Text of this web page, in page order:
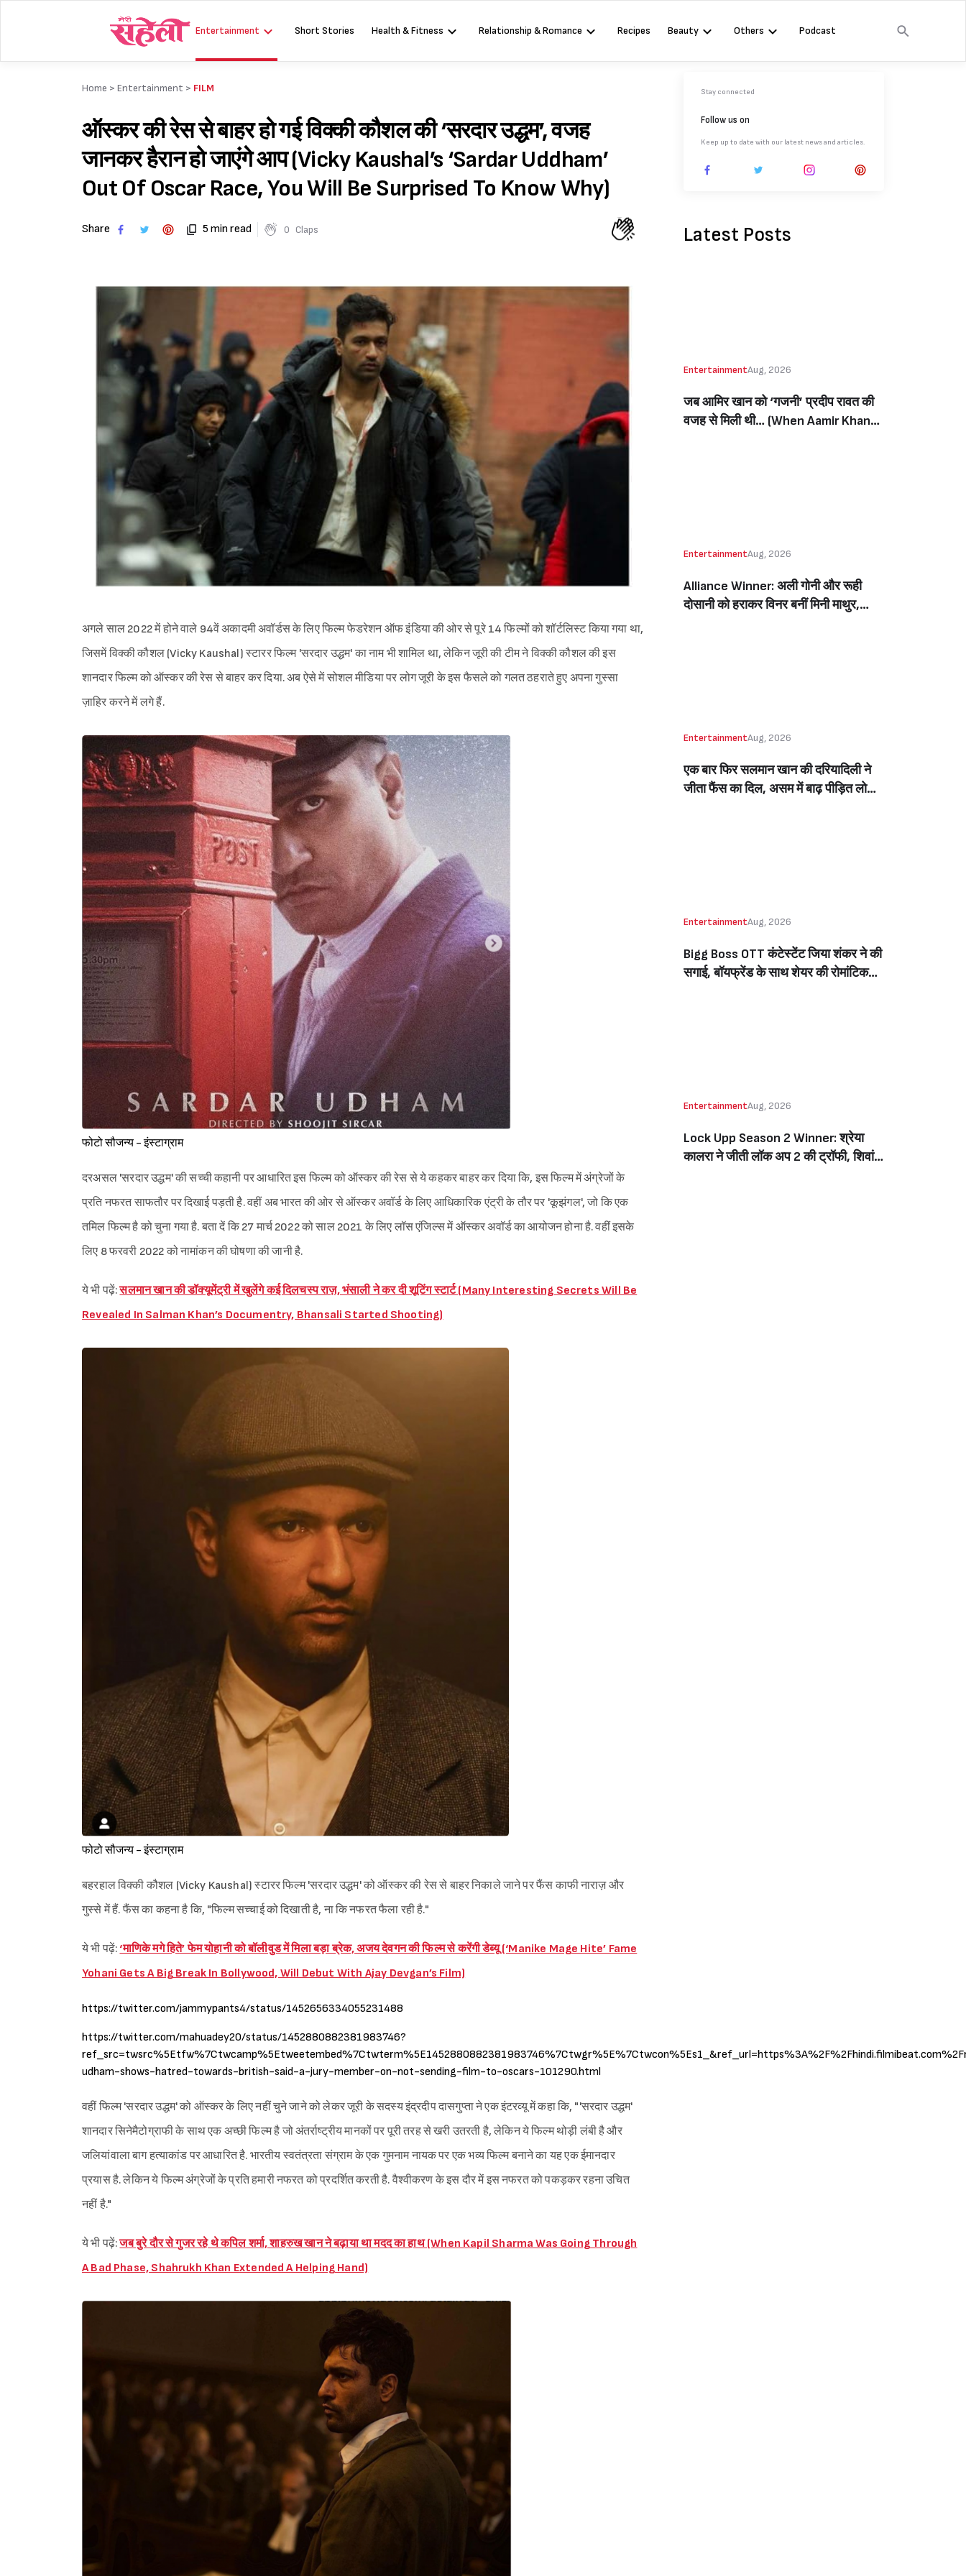
Entertainment Short Stories Health & Fitness Relationship & Romance Recipes Beauty Others Podcast
Home > Entertainment > FILM
ऑस्कर की रेस से बाहर हो गई विक्की कौशल की ‘सरदार उद्धम’, वजह
जानकर हैरान हो जाएंगे आप (Vicky Kaushal’s ‘Sardar Uddham’
Out Of Oscar Race, You Will Be Surprised To Know Why)
Share 5 min read 0 Claps
अगले साल 2022 में होने वाले 94वें अकादमी अवॉर्डस के लिए फिल्म फेडरेशन ऑफ इंडिया की ओर से पूरे 14 फिल्मों को शॉर्टलिस्ट किया गया था,
जिसमें विक्की कौशल (Vicky Kaushal) स्टारर फिल्म 'सरदार उद्धम' का नाम भी शामिल था, लेकिन जूरी की टीम ने विक्की कौशल की इस
शानदार फिल्म को ऑस्कर की रेस से बाहर कर दिया. अब ऐसे में सोशल मीडिया पर लोग जूरी के इस फैसले को गलत ठहराते हुए अपना गुस्सा
ज़ाहिर करने में लगे हैं.
फोटो सौजन्य - इंस्टाग्राम
दरअसल 'सरदार उद्धम' की सच्ची कहानी पर आधारित इस फिल्म को ऑस्कर की रेस से ये कहकर बाहर कर दिया कि, इस फिल्म में अंग्रेजों के
प्रति नफरत साफतौर पर दिखाई पड़ती है. वहीं अब भारत की ओर से ऑस्कर अवॉर्ड के लिए आधिकारिक एंट्री के तौर पर 'कूझंगल', जो कि एक
तमिल फिल्म है को चुना गया है. बता दें कि 27 मार्च 2022 को साल 2021 के लिए लॉस एंजिल्स में ऑस्कर अवॉर्ड का आयोजन होना है. वहीं इसके
लिए 8 फरवरी 2022 को नामांकन की घोषणा की जानी है.
ये भी पढ़ें:सलमान खान की डॉक्यूमेंट्री में खुलेंगे कई दिलचस्प राज़, भंसाली ने कर दी शूटिंग स्टार्ट (Many Interesting Secrets Will Be
Revealed In Salman Khan’s Documentry, Bhansali Started Shooting)
फोटो सौजन्य - इंस्टाग्राम
बहरहाल विक्की कौशल (Vicky Kaushal) स्टारर फिल्म 'सरदार उद्धम' को ऑस्कर की रेस से बाहर निकाले जाने पर फैंस काफी नाराज़ और
गुस्से में हैं. फैंस का कहना है कि, "फिल्म सच्चाई को दिखाती है, ना कि नफरत फैला रही है."
ये भी पढ़ें: ‘माणिके मगे हिते’ फेम योहानी को बॉलीवुड में मिला बड़ा ब्रेक, अजय देवगन की फिल्म से करेंगी डेब्यू (‘Manike Mage Hite’ Fame
Yohani Gets A Big Break In Bollywood, Will Debut With Ajay Devgan’s Film)
https://twitter.com/jammypants4/status/1452656334055231488
https://twitter.com/mahuadey20/status/1452880882381983746?
udham-shows-hatred-towards-british-said-a-jury-member-on-not-sending-film-to-oscars-101290.html
वहीं फिल्म 'सरदार उद्धम' को ऑस्कर के लिए नहीं चुने जाने को लेकर जूरी के सदस्य इंद्रदीप दासगुप्ता ने एक इंटरव्यू में कहा कि, "'सरदार उद्धम'
शानदार सिनेमैटोग्राफी के साथ एक अच्छी फिल्म है जो अंतर्राष्ट्रीय मानकों पर पूरी तरह से खरी उतरती है, लेकिन ये फिल्म थोड़ी लंबी है और
जलियांवाला बाग हत्याकांड पर आधारित है. भारतीय स्वतंत्रता संग्राम के एक गुमनाम नायक पर एक भव्य फिल्म बनाने का यह एक ईमानदार
प्रयास है. लेकिन ये फिल्म अंग्रेजों के प्रति हमारी नफरत को प्रदर्शित करती है. वैश्वीकरण के इस दौर में इस नफरत को पकड़कर रहना उचित
नहीं है."
ये भी पढ़ें:जब बुरे दौर से गुजर रहे थे कपिल शर्मा, शाहरुख खान ने बढ़ाया था मदद का हाथ (When Kapil Sharma Was Going Through
A Bad Phase, Shahrukh Khan Extended A Helping Hand)
Stay connected
Follow us on
Keep up to date with our latest news and articles.
Latest Posts
EntertainmentAug, 2026
जब आमिर खान को ‘गजनी’ प्रदीप रावत की
वजह से मिली थी… (When Aamir Khan
EntertainmentAug, 2026
Alliance Winner: अली गोनी और रूही
दोसानी को हराकर विनर बनीं मिनी माथुर,
EntertainmentAug, 2026
एक बार फिर सलमान खान की दरियादिली ने
जीता फैंस का दिल, असम में बाढ़ पीड़ित लोगों
EntertainmentAug, 2026
Bigg Boss OTT कंटेस्टेंट जिया शंकर ने की
सगाई, बॉयफ्रेंड के साथ शेयर की रोमांटिक
EntertainmentAug, 2026
Lock Upp Season 2 Winner: श्रेया
कालरा ने जीती लॉक अप 2 की ट्रॉफी, शिवांगी